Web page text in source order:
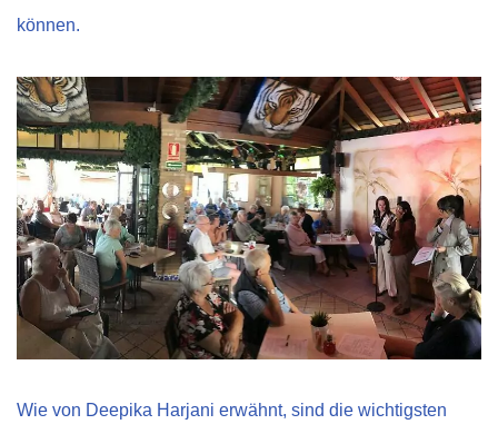
können.
Wie von Deepika Harjani erwähnt, sind die wichtigsten